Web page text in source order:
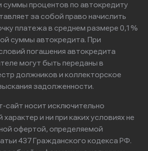
суммы процентов по автокредиту
за собой право начислить
платежа в среднем размере 0,1%
суммы автокредита. При
погашения автокредита
могут быть переданы в
должников и коллекторское
задолженности.
сайт носит исключительно
и ни при каких условиях не
офертой, определяемой
437 Гражданского кодекса РФ.